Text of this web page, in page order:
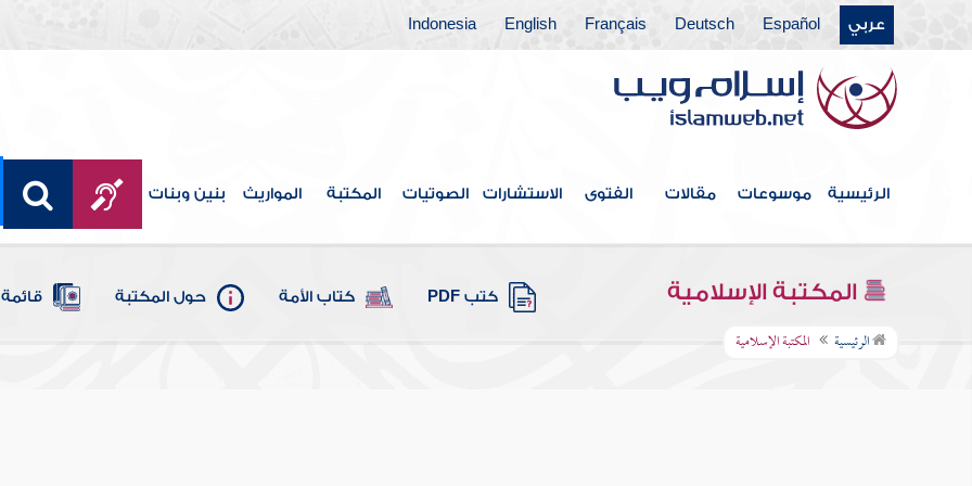
عربي Español
Deutsch
Français
English
Indonesia
الرئيسية موسوعات مقالات الفتوى الاستشارات الصوتيات المكتبة المواريث بنين وبنات
المكتبة الإسلامية كتب PDF كتاب الأمة حول المكتبة
الرئيسية المكتبة الإسلامية